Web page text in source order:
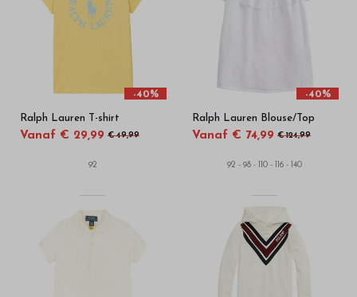
Bestel
kinderkleding
van
hoge
kwaliteit
webshop
-40%
Ralph Lauren T-shirt
Vanaf € 29,99 € 49,99
92
-40%
Ralph Lauren Blouse/Top
Vanaf € 74,99 € 124,99
92 - 98 - 110 - 116 - 140